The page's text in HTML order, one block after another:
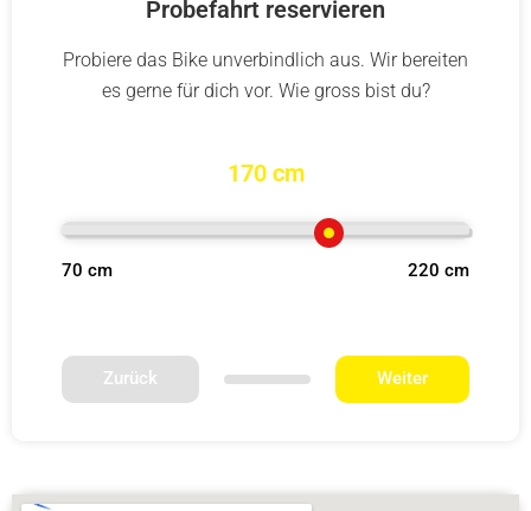
Probefahrt reservieren
Probiere das Bike unverbindlich aus. Wir bereiten
es gerne für dich vor. Wie gross bist du?
170 cm
70 cm 220 cm
Zurück Weiter